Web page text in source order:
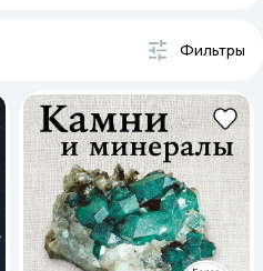
Фильтры